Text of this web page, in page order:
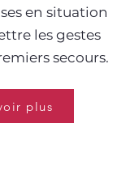
en situation
les gestes
secours.
plus